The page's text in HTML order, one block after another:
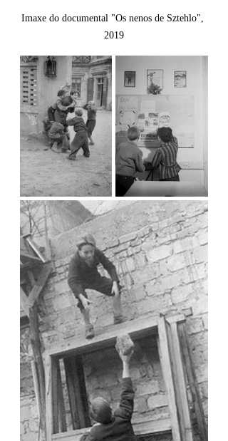
Imaxe do documental "Os nenos de Sztehlo",
2019